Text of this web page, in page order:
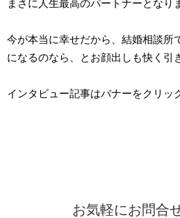
まさに人生最高のパートナーとなり
今が本当に幸せだから、結婚相談所
になるのなら、とお顔出しも快く引
インタビュー記事はバナーをクリッ
お気軽にお問合